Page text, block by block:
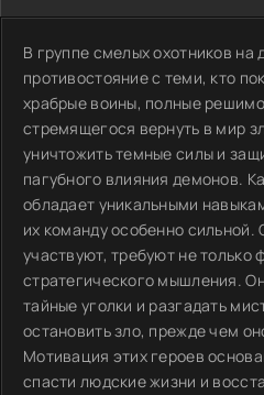
В группе смелых охотников на
противостояние с теми, кто
храбрые воины, полные
стремящегося вернуть в мир
уничтожить темные силы и
пагубного влияния демонов.
обладает уникальными
их команду особенно сильной.
участвуют, требуют не только
стратегического мышления.
тайные уголки и разгадать
остановить зло, прежде чем
Мотивация этих героев
спасти людские жизни и